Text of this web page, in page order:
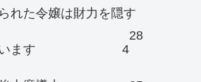
れた令嬢は財力を隠す
28
ます
4